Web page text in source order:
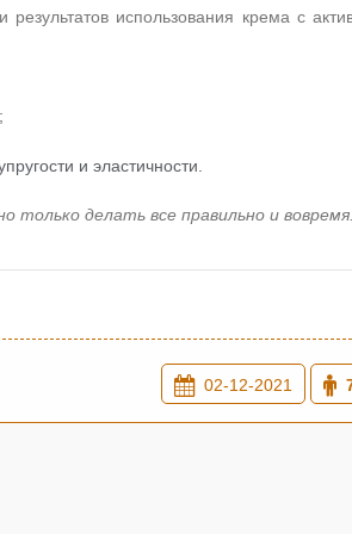
использования крема с
и эластичности.
только делать все правильно и вовремя.
02-12-2021